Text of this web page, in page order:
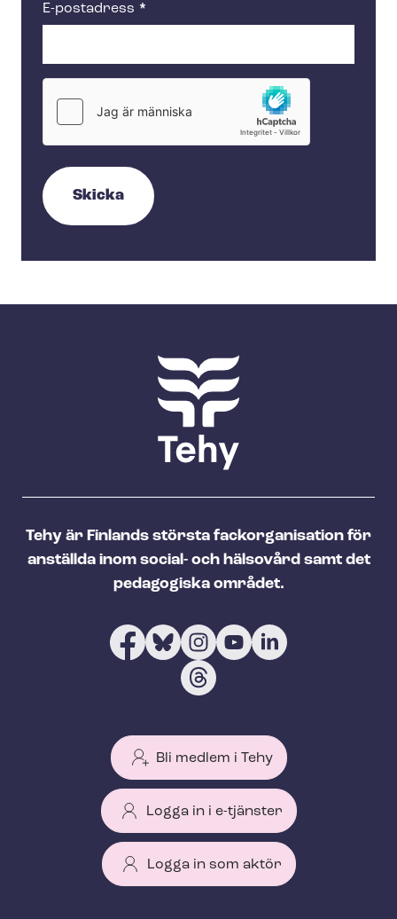
E-postadress
Tehy är Finlands största fackorganisation för
anställda inom social- och hälsovård samt det
pedagogiska området.
Bli medlem i Tehy
Logga in i e-tjänster
Logga in som aktör